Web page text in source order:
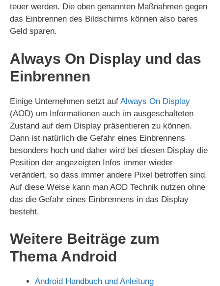
teuer werden. Die oben genannten Maßnahmen gegen
das Einbrennen des Bildschirms können also bares
Geld sparen.
Always On Display und das
Einbrennen
Einige Unternehmen setzt auf Always On Display
(AOD) um Informationen auch im ausgeschalteten
Zustand auf dem Display präsentieren zu können.
Dann ist natürlich die Gefahr eines Einbrennens
besonders hoch und daher wird bei diesen Display die
Position der angezeigten Infos immer wieder
verändert, so dass immer andere Pixel betroffen sind.
Auf diese Weise kann man AOD Technik nutzen ohne
das die Gefahr eines Einbrennens in das Display
besteht.
Weitere Beiträge zum
Thema Android
Android Handbuch und Anleitung